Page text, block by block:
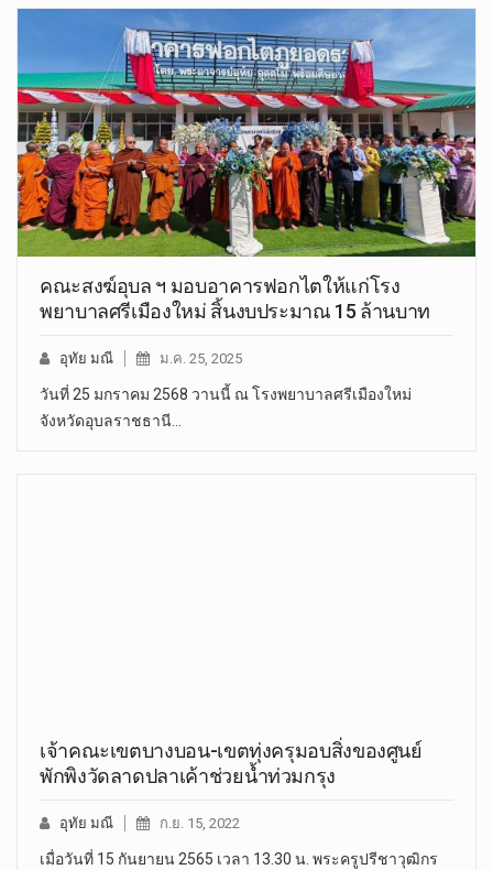
คณะสงฆ์อุบล ฯ มอบอาคารฟอกไตให้แก่โรง
พยาบาลศรีเมืองใหม่ สิ้นงบประมาณ 15 ล้านบาท
อุทัย มณี ม.ค. 25, 2025
วันที่ 25 มกราคม 2568 วานนี้ ณ โรงพยาบาลศรีเมืองใหม่
จังหวัดอุบลราชธานี…
เจ้าคณะเขตบางบอน-เขตทุ่งครุมอบสิ่งของศูนย์
พักพิงวัดลาดปลาเค้าช่วยน้ำท่วมกรุง
อุทัย มณี ก.ย. 15, 2022
เมื่อวันที่ 15 กันยายน 2565 เวลา 13.30 น. พระครูปรีชาวุฒิกร